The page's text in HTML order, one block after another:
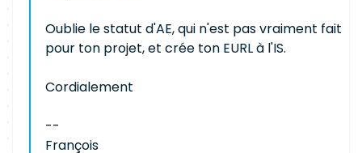
Oublie le statut d'AE, qui n'est pas vraiment fait
pour ton projet, et crée ton EURL à l'IS.
Cordialement
--
François